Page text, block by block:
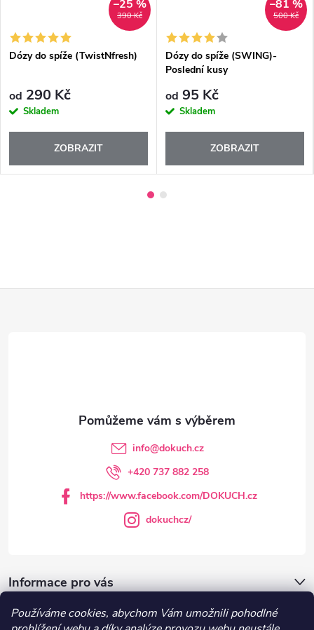
Používáme cookies, abychom Vám umožnili pohodlné
390 Kč
–25 %
Dózy do spíže (TwistNfresh)
od 290 Kč
Skladem
ZOBRAZIT
500 Kč
–81 %
Dózy do spíže (SWING)-
Poslední kusy
od 95 Kč
Skladem
ZOBRAZIT
Informace pro vás
DOKUCH.cz
info@dokuch.cz
+420 737 882 258
https://www.facebook.com/DOKUCH.cz
dokuchcz/